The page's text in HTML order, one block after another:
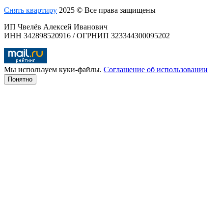
Снять квартиру 2025 © Все права защищены
ИП Чвелёв Алексей Иванович
ИНН 342898520916 / ОГРНИП 323344300095202
Мы используем куки-файлы. Соглашение об использовании
Понятно